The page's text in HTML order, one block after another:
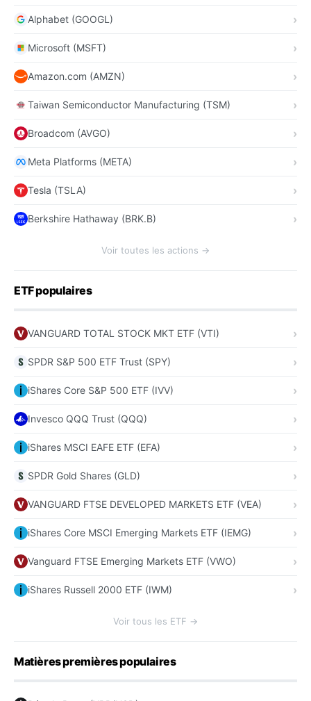
Alphabet (GOOGL)
Microsoft (MSFT)
Amazon.com (AMZN)
Taiwan Semiconductor Manufacturing (TSM)
Broadcom (AVGO)
Meta Platforms (META)
Tesla (TSLA)
Berkshire Hathaway (BRK.B)
Voir toutes les actions →
ETF populaires
VANGUARD TOTAL STOCK MKT ETF (VTI)
SPDR S&P 500 ETF Trust (SPY)
iShares Core S&P 500 ETF (IVV)
Invesco QQQ Trust (QQQ)
iShares MSCI EAFE ETF (EFA)
SPDR Gold Shares (GLD)
VANGUARD FTSE DEVELOPED MARKETS ETF (VEA)
iShares Core MSCI Emerging Markets ETF (IEMG)
Vanguard FTSE Emerging Markets ETF (VWO)
iShares Russell 2000 ETF (IWM)
Voir tous les ETF →
Matières premières populaires